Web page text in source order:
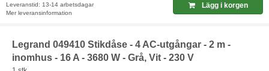
Leveranstid: 13-14 arbetsdagar
Mer leveransinformation
Lägg i korgen
Legrand 049410 Stikdåse - 4 AC-utgångar - 2 m -
inomhus - 16 A - 3680 W - Grå, Vit - 230 V